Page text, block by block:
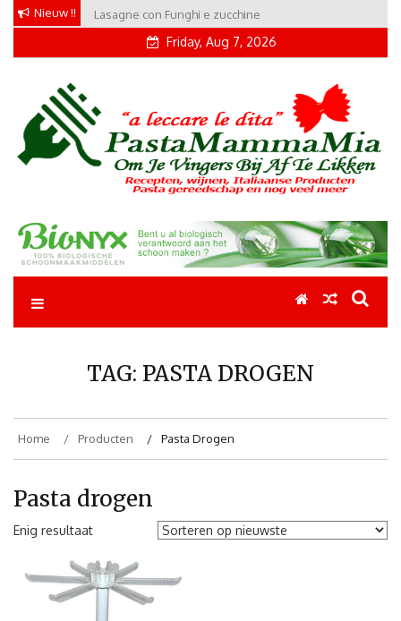
Skip
Nieuw !! Lasagne con Funghi e zucchine
Conchiglie alla Amatriciana
Friday, Aug 7, 2026
Pastamammamia
Pastarecepten om je vingers bij af te likken
TAG: PASTA DROGEN
Home Producten Pasta Drogen
Pasta drogen
Enig resultaat